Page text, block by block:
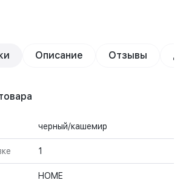
Описание Отзывы
черный/кашемир
1
HOME